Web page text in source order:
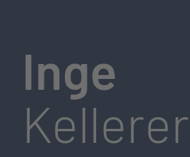
Inge
Kellerer